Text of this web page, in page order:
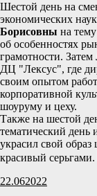
Шестой день на
экономических
Борисовны на
об особенностях
грамотности.
ДЦ "Лексус", где
своим опытом
корпоративной
шоуруму и цеху.
Также на шестой
тематический день
украсил свой
красивый серьгами.
22.062022